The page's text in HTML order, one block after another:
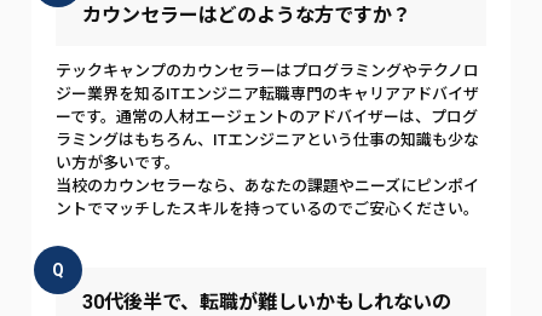
カウンセラーはどのような方ですか？
テックキャンプのカウンセラーはプログラミングやテクノロ
ジー業界を知るITエンジニア転職専門のキャリアアドバイザ
ーです。通常の人材エージェントのアドバイザーは、プログ
ラミングはもちろん、ITエンジニアという仕事の知識も少な
い方が多いです。
当校のカウンセラーなら、あなたの課題やニーズにピンポイ
ントでマッチしたスキルを持っているのでご安心ください。
Q
30代後半で、転職が難しいかもしれないの